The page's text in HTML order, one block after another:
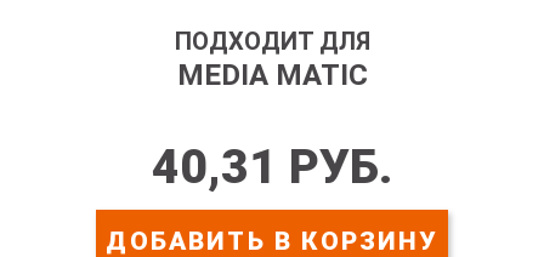
ПОДХОДИТ ДЛЯ
MEDIA MATIC
40,31 РУБ.
ДОБАВИТЬ В КОРЗИНУ